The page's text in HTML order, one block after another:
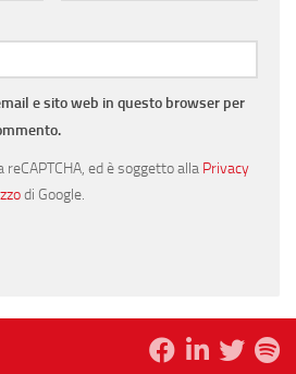
e sito web in questo browser per
ed è soggetto alla Privacy
di Google.